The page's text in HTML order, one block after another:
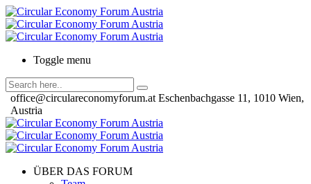
Toggle menu
office@circulareconomyforum.at Eschenbachgasse 11, 1010 Wien,
Austria
ÜBER DAS FORUM